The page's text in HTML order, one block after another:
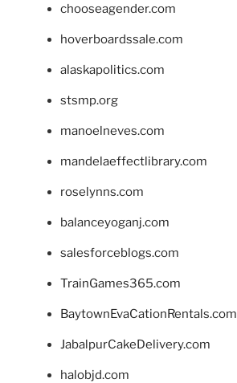
chooseagender.com
hoverboardssale.com
alaskapolitics.com
stsmp.org
manoelneves.com
mandelaeffectlibrary.com
roselynns.com
balanceyoganj.com
salesforceblogs.com
TrainGames365.com
BaytownEvaCationRentals.com
JabalpurCakeDelivery.com
halobjd.com